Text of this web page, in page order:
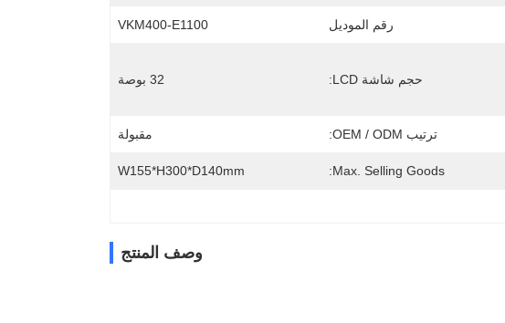
رقم الموديل VKM400-E1100
حجم شاشة LCD: 32 بوصة
ترتيب OEM / ODM: مقبولة
Max. Selling Goods:
W155*H300*D140mm
وصف المنتج